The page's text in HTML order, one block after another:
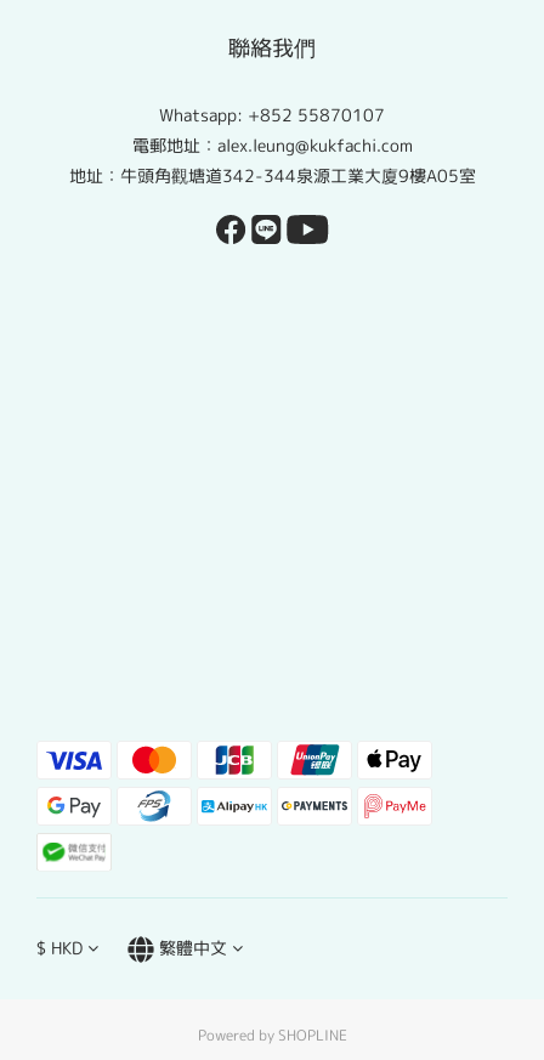
聯絡我們
Whatsapp: +852 55870107
電郵地址：alex.leung@kukfachi.com
地址：牛頭角觀塘道342-344泉源工業大廈9樓A05室
$ HKD 繁體中文
Powered by SHOPLINE